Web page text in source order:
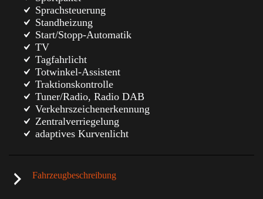
Sprachsteuerung
Standheizung
Start/Stopp-Automatik
TV
Tagfahrlicht
Totwinkel-Assistent
Traktionskontrolle
Tuner/Radio, Radio DAB
Verkehrszeichenerkennung
Zentralverriegelung
adaptives Kurvenlicht
Fahrzeugbeschreibung